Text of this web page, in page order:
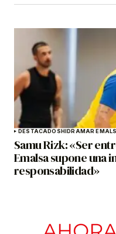
DESTACADOSHIDRAMAR
Samu Rizk: «Ser
Emalsa supone una
responsabilidad»